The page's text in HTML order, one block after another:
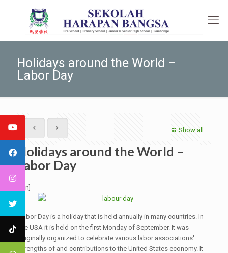
Holidays around the World –
Labor Day
Show all
Holidays around the World –
Labor Day
[:en]
Labor Day is a holiday that is held annually in many countries. In
the USA it is held on the first Monday of September. It was
originally organized to celebrate various labor associations'
strengths of and contributions to the United States economy. It